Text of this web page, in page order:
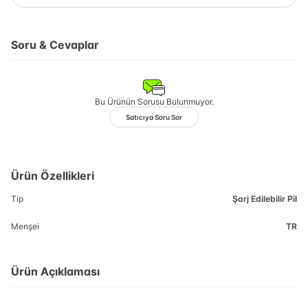
Soru & Cevaplar
Bu Ürünün Sorusu Bulunmuyor.
Satıcıya Soru Sor
Ürün Özellikleri
Tip Şarj Edilebilir Pil
Menşei TR
Ürün Açıklaması